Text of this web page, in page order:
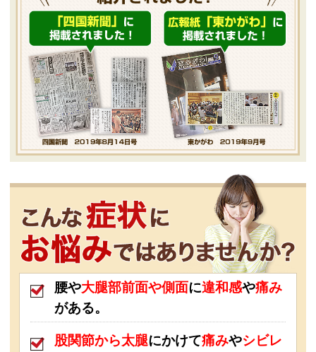
腰や大腿部前面や側面に違和感や痛み
がある。
股関節から太腿にかけて痛みやシビレ